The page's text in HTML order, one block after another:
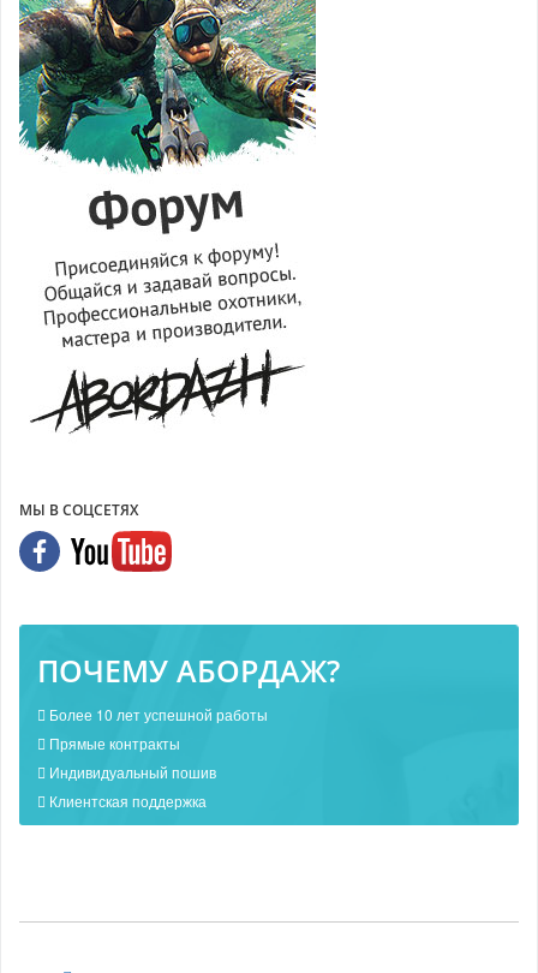
МЫ В СОЦСЕТЯХ
ПОЧЕМУ АБОРДАЖ?
Более 10 лет успешной работы
Прямые контракты
Индивидуальный пошив
Клиентская поддержка